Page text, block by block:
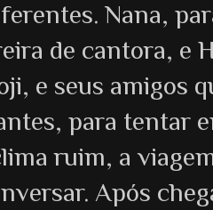
Nana,
de cantora, e
e seus amigos
para tentar
ruim, a
Após